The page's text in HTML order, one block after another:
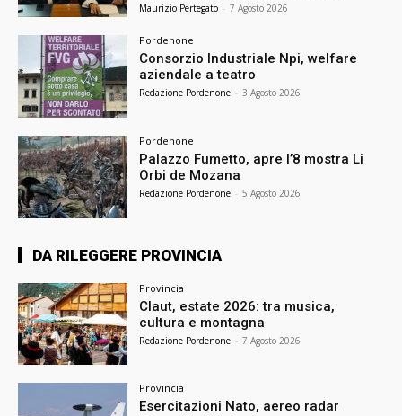
Maurizio Pertegato - 7 Agosto 2026
Pordenone
Consorzio Industriale Npi, welfare
aziendale a teatro
Redazione Pordenone - 3 Agosto 2026
Pordenone
Palazzo Fumetto, apre l’8 mostra Li
Orbi de Mozana
Redazione Pordenone - 5 Agosto 2026
DA RILEGGERE PROVINCIA
Provincia
Claut, estate 2026: tra musica,
cultura e montagna
Redazione Pordenone - 7 Agosto 2026
Provincia
Esercitazioni Nato, aereo radar